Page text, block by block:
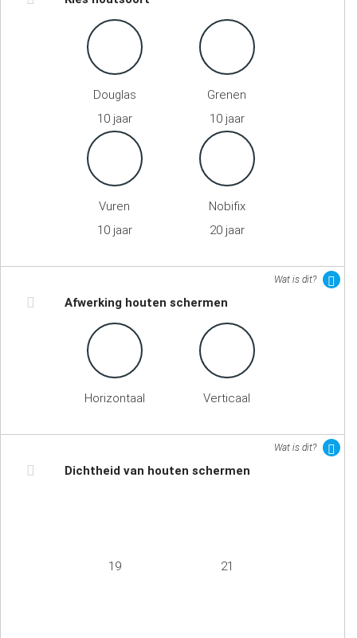
Douglas
10 jaar
Grenen
10 jaar
Vuren
10 jaar
Nobifix
20 jaar
Wat is dit?
Afwerking houten schermen
Horizontaal Verticaal
Wat is dit?
Dichtheid van houten schermen
19 21